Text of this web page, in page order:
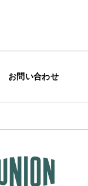
お問い合わせ